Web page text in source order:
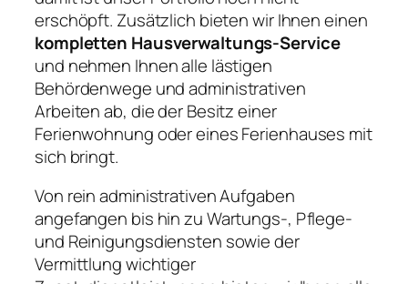
erschöpft. Zusätzlich bieten wir Ihnen einen
kompletten Hausverwaltungs-Service
und nehmen Ihnen alle lästigen
Behördenwege und administrativen
Arbeiten ab, die der Besitz einer
Ferienwohnung oder eines Ferienhauses mit
sich bringt.
Von rein administrativen Aufgaben
angefangen bis hin zu Wartungs-, Pflege-
und Reinigungsdiensten sowie der
Vermittlung wichtiger